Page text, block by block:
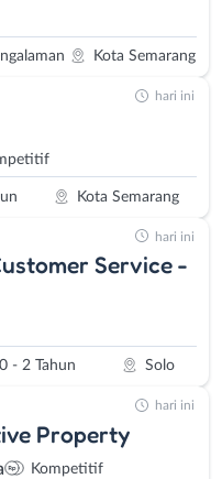
Kota Semarang
Kota Semarang
hari ini
Service -
0 - 2 Tahun Solo
hari ini
Property
Kompetitif
hari ini